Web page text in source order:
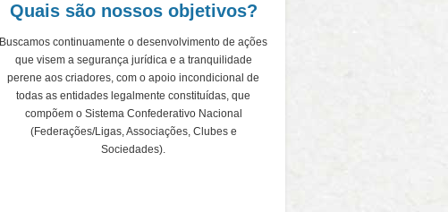
Quais são nossos objetivos?
Buscamos continuamente o desenvolvimento de ações
que visem a segurança jurídica e a tranquilidade
perene aos criadores, com o apoio incondicional de
todas as entidades legalmente constituídas, que
compõem o Sistema Confederativo Nacional
(Federações/Ligas, Associações, Clubes e
Sociedades).